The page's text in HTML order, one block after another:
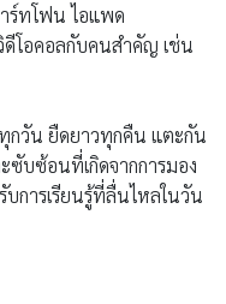
ร์ทโฟน ไอแพด
ดีโอคอลกับคนสำคัญ เช่น
กวัน ยืดยาวทุกคืน แตะกัน
บซ้อนที่เกิดจากการมอง
การเรียนรู้ที่ลื่นไหลในวัน